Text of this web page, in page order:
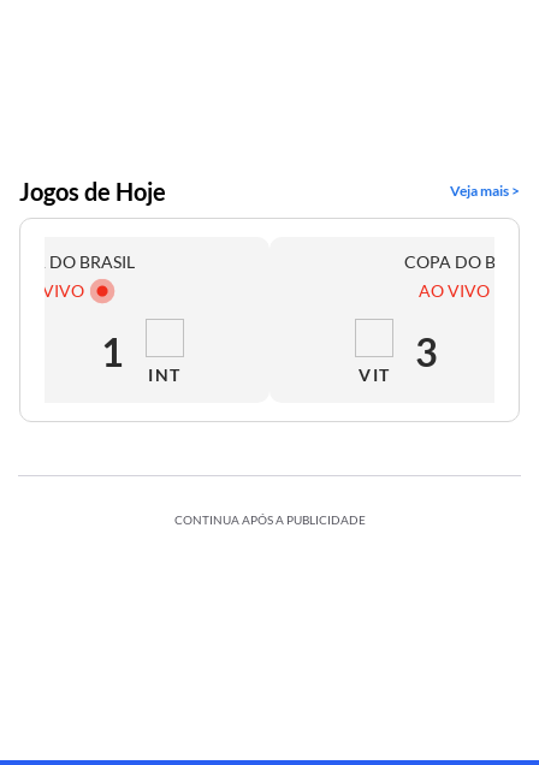
Jogos de Hoje Veja mais >
DO BRASIL
AO VIVO
1 INT
COPA DO
AO VIVO
VIT 3
CONTINUA APÓS A PUBLICIDADE